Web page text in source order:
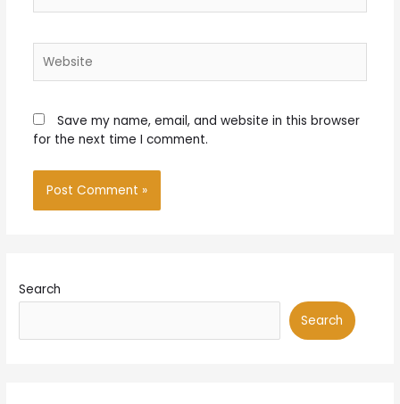
Save my name, email, and website in this browser
for the next time I comment.
Search
Search